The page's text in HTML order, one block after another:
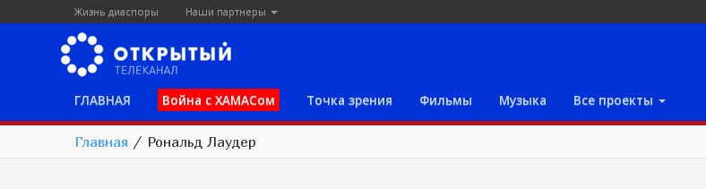
Жизнь диаспоры Наши партнеры
ГЛАВНАЯ Война с ХАМАСом Точка зрения Фильмы Музыка Все проекты
Главная / Рональд Лаудер